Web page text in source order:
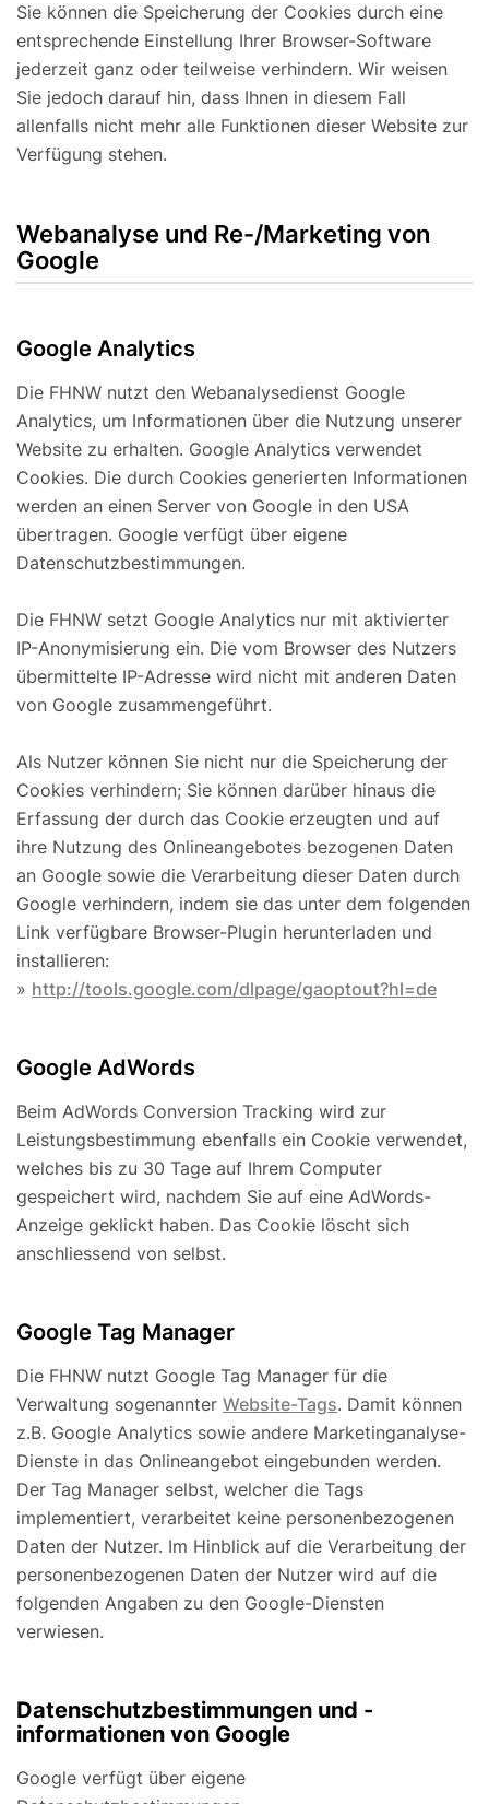
Sie können die Speicherung der Cookies durch eine
entsprechende Einstellung Ihrer Browser-Software
jederzeit ganz oder teilweise verhindern. Wir weisen
Sie jedoch darauf hin, dass Ihnen in diesem Fall
allenfalls nicht mehr alle Funktionen dieser Website zur
Verfügung stehen.
Webanalyse und Re-/Marketing von
Google
Google Analytics
Die FHNW nutzt den Webanalysedienst Google
Analytics, um Informationen über die Nutzung unserer
Website zu erhalten. Google Analytics verwendet
Cookies. Die durch Cookies generierten Informationen
werden an einen Server von Google in den USA
übertragen. Google verfügt über eigene
Datenschutzbestimmungen.
Die FHNW setzt Google Analytics nur mit aktivierter
IP-Anonymisierung ein. Die vom Browser des Nutzers
übermittelte IP-Adresse wird nicht mit anderen Daten
von Google zusammengeführt.
Als Nutzer können Sie nicht nur die Speicherung der
Cookies verhindern; Sie können darüber hinaus die
Erfassung der durch das Cookie erzeugten und auf
ihre Nutzung des Onlineangebotes bezogenen Daten
an Google sowie die Verarbeitung dieser Daten durch
Google verhindern, indem sie das unter dem folgenden
Link verfügbare Browser-Plugin herunterladen und
installieren:
» http://tools.google.com/dlpage/gaoptout?hl=de
Google AdWords
Beim AdWords Conversion Tracking wird zur
Leistungsbestimmung ebenfalls ein Cookie verwendet,
welches bis zu 30 Tage auf Ihrem Computer
gespeichert wird, nachdem Sie auf eine AdWords-
Anzeige geklickt haben. Das Cookie löscht sich
anschliessend von selbst.
Google Tag Manager
Die FHNW nutzt Google Tag Manager für die
Verwaltung sogenannter Website-Tags. Damit können
z.B. Google Analytics sowie andere Marketinganalyse-
Dienste in das Onlineangebot eingebunden werden.
Der Tag Manager selbst, welcher die Tags
implementiert, verarbeitet keine personenbezogenen
Daten der Nutzer. Im Hinblick auf die Verarbeitung der
personenbezogenen Daten der Nutzer wird auf die
folgenden Angaben zu den Google-Diensten
verwiesen.
Datenschutzbestimmungen und -
informationen von Google
Google verfügt über eigene